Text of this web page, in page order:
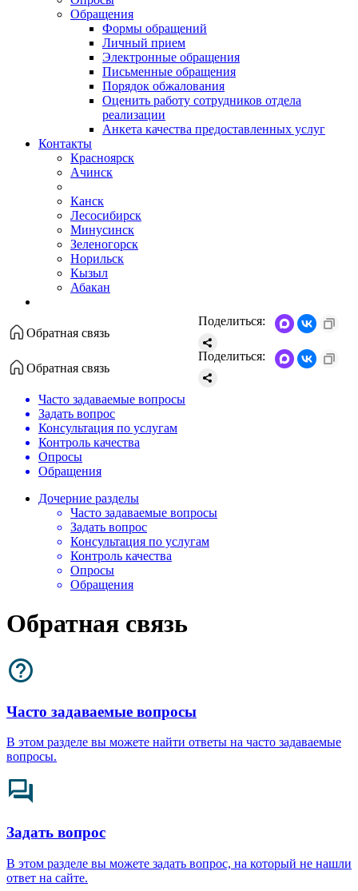
Обращения
Формы обращений
Личный прием
Электронные обращения
Письменные обращения
Порядок обжалования
Оценить работу сотрудников отдела
реализации
Анкета качества предоставленных услуг
Контакты
Красноярск
Ачинск
Канск
Лесосибирск
Минусинск
Зеленогорск
Норильск
Кызыл
Абакан
Обратная связь
Поделиться:
Обратная связь
Поделиться:
Часто задаваемые вопросы
Задать вопрос
Консультация по услугам
Контроль качества
Опросы
Обращения
Дочерние разделы
Часто задаваемые вопросы
Задать вопрос
Консультация по услугам
Контроль качества
Опросы
Обращения
Обратная связь
Часто задаваемые вопросы
В этом разделе вы можете найти ответы на часто задаваемые
вопросы.
Задать вопрос
В этом разделе вы можете задать вопрос, на который не нашли
ответ на сайте.